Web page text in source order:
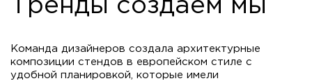
Тренды создаем мы
Команда дизайнеров создала архитектурные
композиции стендов в европейском стиле с
удобной планировкой, которые имели